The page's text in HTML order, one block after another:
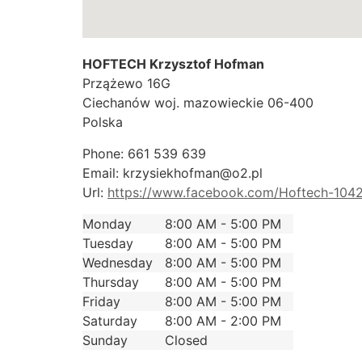
HOFTECH Krzysztof Hofman
Przążewo 16G
Ciechanów woj. mazowieckie 06-400
Polska
Phone: 661 539 639
Email: krzysiekhofman@o2.pl
Url: https://www.facebook.com/Hoftech-
Monday
8:00 AM - 5:00 PM
Tuesday
8:00 AM - 5:00 PM
Wednesday
8:00 AM - 5:00 PM
Thursday
8:00 AM - 5:00 PM
Friday
8:00 AM - 5:00 PM
Saturday
8:00 AM - 2:00 PM
Sunday
Closed